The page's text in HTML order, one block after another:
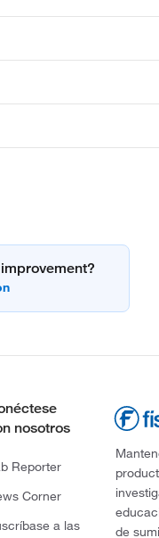
nosotros
Reporter
Corner
a las
de